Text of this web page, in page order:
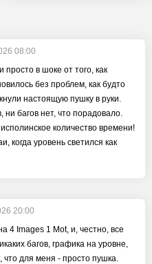
08:00
в шоке от того, как
без проблем, как будто
настоящую пушку в руки.
ни багов нет, что порадовало.
количество времени!
когда уровень светился как
20:00
4 Images 1 Mot, и, честно, все
багов, графика на уровне,
что для меня - просто пушка.